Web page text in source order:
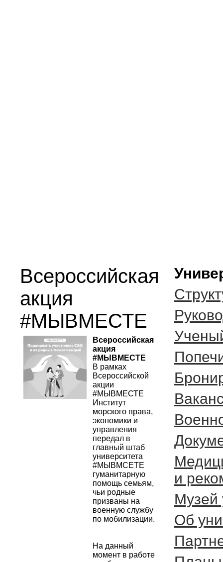
Всероссийская
акция
#МЫВМЕСТЕ
Всероссийская
акция
#МЫВМЕСТЕ
В рамках
Всероссийской
акции
#МЫВМЕСТЕ
Институт
морского права,
экономики и
управления
передал в
главный штаб
университета
#МЫВМСЕТЕ
гуманитарную
помощь семьям,
чьи родные
призваны на
военную службу
На данный
момент в работе
и
Музей
Об